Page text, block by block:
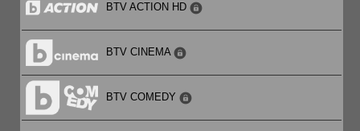
17:00
Нина Бабич: Моята френска пекарна, еп. 7
17:30
Нина Бабич: Моята френска пекарна, еп. 8
BTV ACTION HD
BTV CINEMA
BTV COMEDY